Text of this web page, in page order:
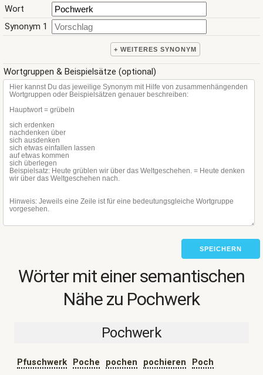
Wort
Synonym 1
+ WEITERES SYNONYM
Wortgruppen & Beispielsätze (optional)
SPEICHERN
Wörter mit einer semantischen
Nähe zu Pochwerk
Pochwerk
Pfuschwerk Poche pochen pochieren
Poch